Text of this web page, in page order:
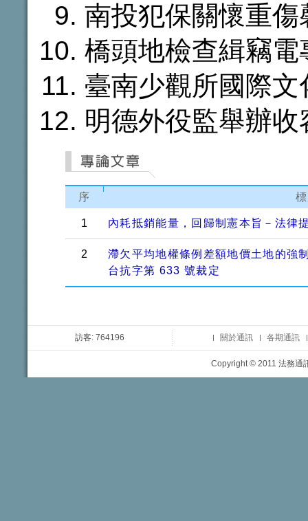
南投犯保關懷重傷
橋頭地檢查緝竊
臺南少觀所國際文
明德外役監舉辦
序
1 內耗抵銷能量，回歸制憲本旨－法律
2
滯欠平均地權條例差額地價土地的強
台抗字第 633 號裁定
訪客: 764196 關於通訊 各期通訊
Copyright © 2011 法務